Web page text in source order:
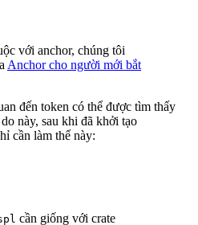
với anchor, chúng tôi
Anchor cho người mới bắt
đến token có thể được tìm thấy
này, sau khi đã khởi tạo
cần làm thế này:
cần giống với crate